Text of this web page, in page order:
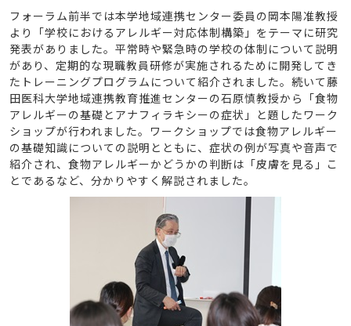
フォーラム前半では本学地域連携センター委員の岡本陽准教授
より「学校におけるアレルギー対応体制構築」をテーマに研究
発表がありました。平常時や緊急時の学校の体制について説明
があり、定期的な現職教員研修が実施されるために開発してき
たトレーニングプログラムについて紹介されました。続いて藤
田医科大学地域連携教育推進センターの石原慎教授から「食物
アレルギーの基礎とアナフィラキシーの症状」と題したワーク
ショップが行われました。ワークショップでは食物アレルギー
の基礎知識についての説明とともに、症状の例が写真や音声で
紹介され、食物アレルギーかどうかの判断は「皮膚を見る」こ
とであるなど、分かりやすく解説されました。